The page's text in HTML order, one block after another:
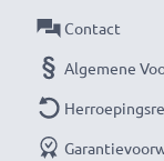
waarom het
Contact
Algemene